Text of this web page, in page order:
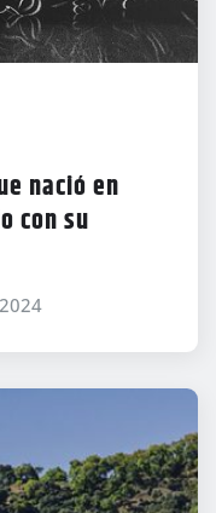
nació en
con su